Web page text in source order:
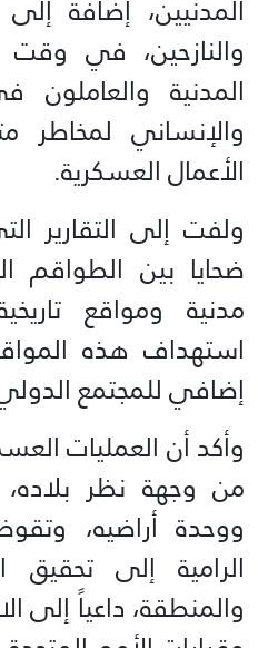
المدنيين، إضافة
والنازحين، في
المدنية
والإنساني لمخاطر
الأعمال العسكرية.
ولفت إلى التقارير
ضحايا بين الطواقم
مدنية ومواقع
استهداف هذه
إضافي للمجتمع
وأكد أن العمليات
من وجهة نظر بلاده،
ووحدة أراضيه،
الرامية إلى تحقيق
والمنطقة، داعياً إلى